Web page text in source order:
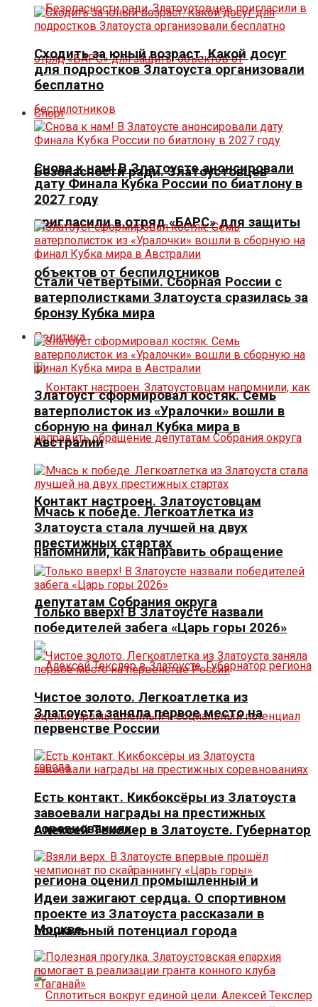
Безопасности ради. Златоустовцев
пригласили в отряд «БАРС» для защиты
объектов от беспилотников
Политика
Контакт настроен. Златоустовцам
напомнили, как направить обращение
депутатам Собрания округа
Алексей Текслер в Златоусте. Губернатор
региона оценил промышленный и
социальный потенциал города
Сходить за юный возраст. Какой досуг
для подростков Златоуста организовали
бесплатно
Спорт
Снова к нам! В Златоусте анонсировали
дату Финала Кубка России по биатлону в
2027 году
Стали четвертыми. Сборная России с
ватерполистками Златоуста сразилась за
бронзу Кубка мира
Златоуст сформировал костяк. Семь
ватерполисток из «Уралочки» вошли в
сборную на финал Кубка мира в
Австралии
Мчась к победе. Легкоатлетка из
Златоуста стала лучшей на двух
престижных стартах
Только вверх! В Златоусте назвали
победителей забега «Царь горы 2026»
Чистое золото. Легкоатлетка из
Златоуста заняла первое место на
первенстве России
Есть контакт. Кикбоксёры из Златоуста
завоевали награды на престижных
соревнованиях
Идеи зажигают сердца. О спортивном
проекте из Златоуста рассказали в
Москве